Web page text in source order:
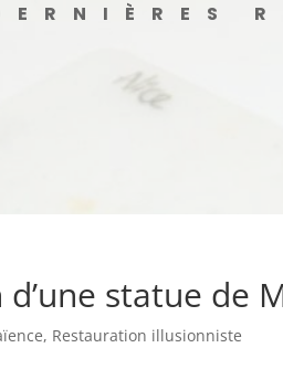
statue de
, Restauration illusionniste